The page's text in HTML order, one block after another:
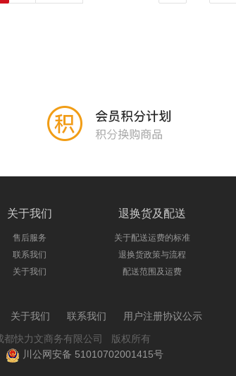
关于我们
售后服务
联系我们
关于我们
退换货及配送
关于配送运费的标准
退换货政策与流程
配送范围及运费
关于我们 联系我们
用户注册协议公示
都快力文商务有限公司 版权所有
川公网安备 51010702001415号